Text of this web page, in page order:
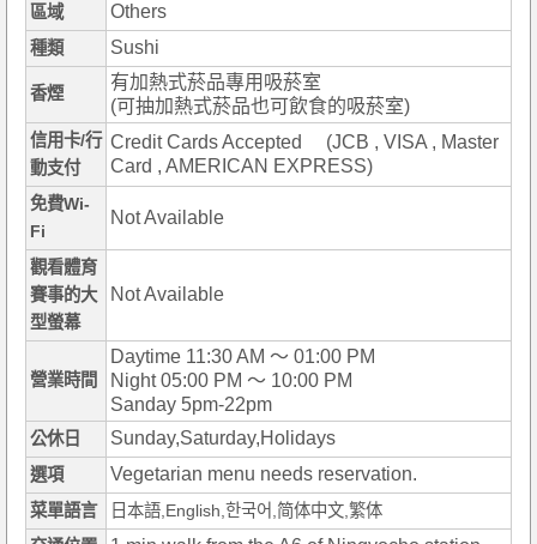
區域 Others
種類 Sushi
香煙
有加熱式菸品專用吸菸室
(可抽加熱式菸品也可飲食的吸菸室)
信用卡/行
動支付
Credit Cards Accepted (JCB , VISA , Master
Card , AMERICAN EXPRESS)
免費Wi-
Fi
Not Available
觀看體育
賽事的大
型螢幕
Not Available
營業時間
Daytime 11:30 AM ～ 01:00 PM
Night 05:00 PM ～ 10:00 PM
Sanday 5pm-22pm
公休日 Sunday,Saturday,Holidays
選項 Vegetarian menu needs reservation.
菜單語言
日本語,English,한국어,简体中文,繁体